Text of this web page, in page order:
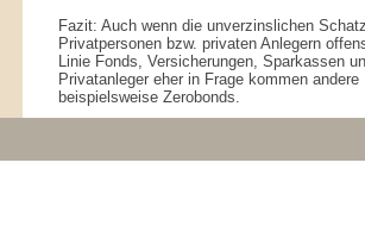
Fazit: Auch wenn die unverzinslichen
Privatpersonen bzw. privaten Anlegern
Linie Fonds, Versicherungen, Sparkassen
Privatanleger eher in Frage kommen
beispielsweise Zerobonds.